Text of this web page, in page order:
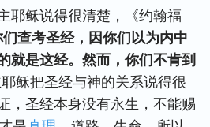
耶稣说得很清楚，《约翰福
们查考圣经，因你们以为内中
就是这经。然而，你们不肯到
耶稣把圣经与神的关系说得很
，圣经本身没有永生，不能赐